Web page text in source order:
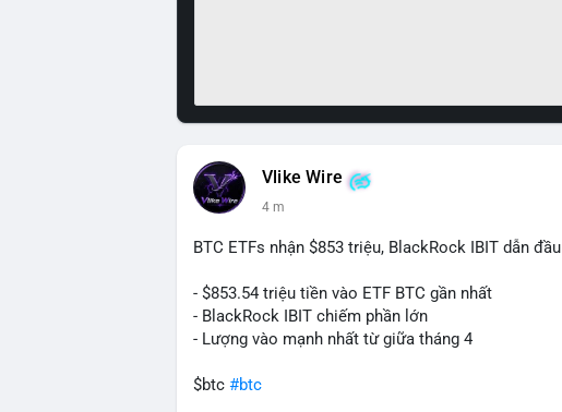
Vlike Wire
4 m
BTC ETFs nhận $853 triệu, BlackRock IBIT dẫn đầu
- $853.54 triệu tiền vào ETF BTC gần nhất
- BlackRock IBIT chiếm phần lớn
- Lượng vào mạnh nhất từ giữa tháng 4
$btc #btc